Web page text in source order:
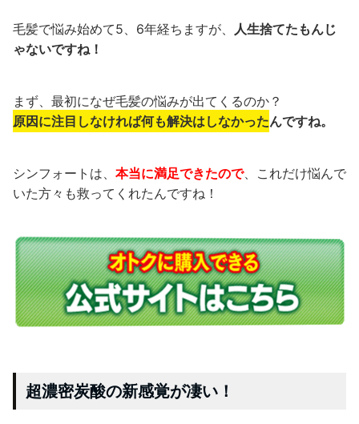
毛髪で悩み始めて5、6年経ちますが、 人生捨てたもんじ
ゃないですね！
まず、最初になぜ毛髪の悩みが出てくるのか？
原因に注目しなければ何も解決はしなかったんですね。
シンフォートは、 本当に満足できたので、 これだけ悩んで
いた方々も救ってくれたんですね！
超濃密炭酸の新感覚が凄い！